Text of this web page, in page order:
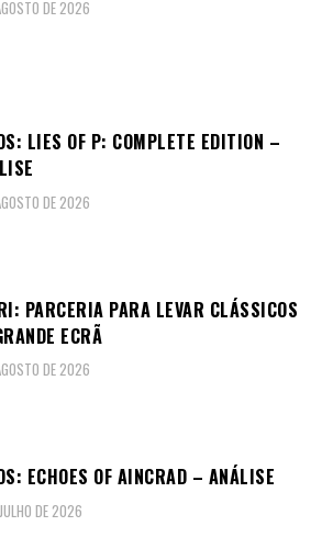
DE 2026
LIES OF P: COMPLETE EDITION –
DE 2026
PARCERIA PARA LEVAR CLÁSSICOS
ECRÃ
DE 2026
ECHOES OF AINCRAD – ANÁLISE
DE 2026